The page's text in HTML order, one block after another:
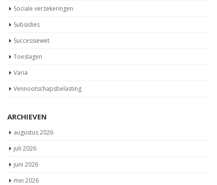
Sociale verzekeringen
Subsidies
Successiewet
Toeslagen
Varia
Vennootschapsbelasting
ARCHIEVEN
augustus 2026
juli 2026
juni 2026
mei 2026